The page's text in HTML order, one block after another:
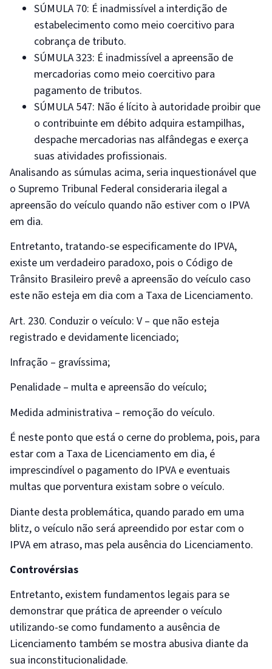
SÚMULA 70: É inadmissível a interdição de
estabelecimento como meio coercitivo para
cobrança de tributo.
SÚMULA 323: É inadmissível a apreensão de
mercadorias como meio coercitivo para
pagamento de tributos.
SÚMULA 547: Não é lícito à autoridade proibir que
o contribuinte em débito adquira estampilhas,
despache mercadorias nas alfândegas e exerça
suas atividades profissionais.
Analisando as súmulas acima, seria inquestionável que
o Supremo Tribunal Federal consideraria ilegal a
apreensão do veículo quando não estiver com o IPVA
em dia.
Entretanto, tratando-se especificamente do IPVA,
existe um verdadeiro paradoxo, pois o Código de
Trânsito Brasileiro prevê a apreensão do veículo caso
este não esteja em dia com a Taxa de Licenciamento.
Art. 230. Conduzir o veículo: V – que não esteja
registrado e devidamente licenciado;
Infração – gravíssima;
Penalidade – multa e apreensão do veículo;
Medida administrativa – remoção do veículo.
É neste ponto que está o cerne do problema, pois, para
estar com a Taxa de Licenciamento em dia, é
imprescindível o pagamento do IPVA e eventuais
multas que porventura existam sobre o veículo.
Diante desta problemática, quando parado em uma
blitz, o veículo não será apreendido por estar com o
IPVA em atraso, mas pela ausência do Licenciamento.
Controvérsias
Entretanto, existem fundamentos legais para se
demonstrar que prática de apreender o veículo
utilizando-se como fundamento a ausência de
Licenciamento também se mostra abusiva diante da
sua inconstitucionalidade.